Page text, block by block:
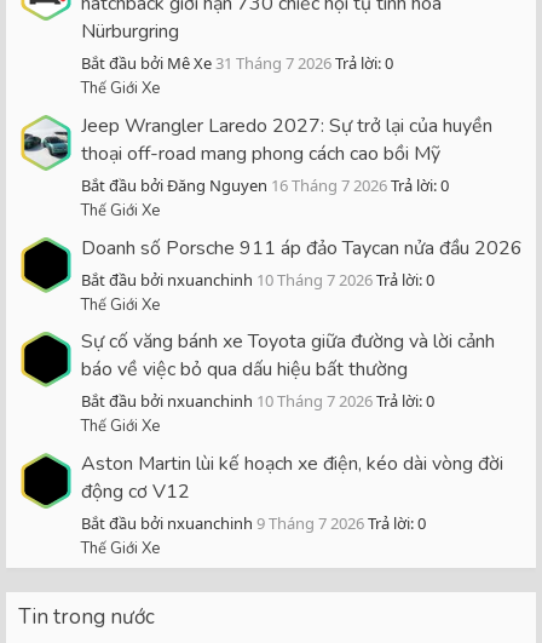
Nürburgring
Bắt đầu bởi Mê Xe31 Tháng 7 2026Trả lời: 0
Thế Giới Xe
Jeep Wrangler Laredo 2027: Sự trở lại của huyền
thoại off-road mang phong cách cao bồi Mỹ
Bắt đầu bởi Đăng Nguyen 16 Tháng 7 2026Trả lời: 0
Thế Giới Xe
Doanh số Porsche 911 áp đảo Taycan nửa đầu 2026
Bắt đầu bởi nxuanchinh 10 Tháng 7 2026Trả lời: 0
Thế Giới Xe
Sự cố văng bánh xe Toyota giữa đường và lời cảnh
báo về việc bỏ qua dấu hiệu bất thường
Bắt đầu bởi nxuanchinh 10 Tháng 7 2026Trả lời: 0
Thế Giới Xe
Aston Martin lùi kế hoạch xe điện, kéo dài vòng đời
động cơ V12
Bắt đầu bởi nxuanchinh 9 Tháng 7 2026Trả lời: 0
Thế Giới Xe
Tin trong nước